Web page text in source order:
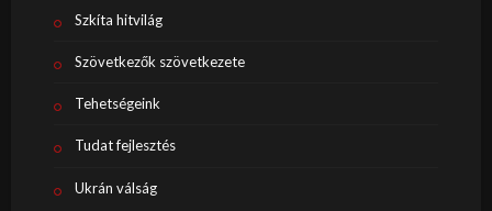
Szkíta hitvilág
Szövetkezők szövetkezete
Tehetségeink
Tudat fejlesztés
Ukrán válság